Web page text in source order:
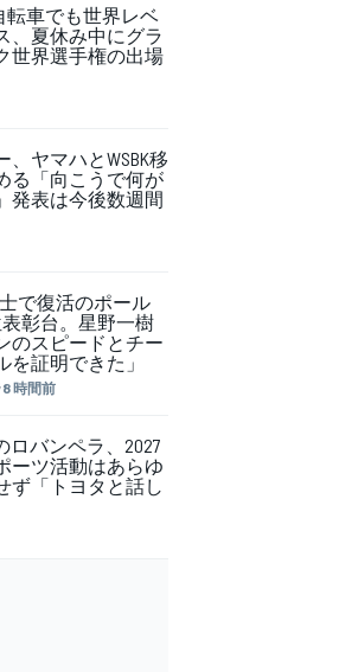
転車でも世界レベ
夏休み中にグラ
世界選手権の出場
ヤマハとWSBK移
る「向こうで何が
発表は今後数週間
8 時間前
士で復活のポール
彰台。星野一樹
のスピードとチー
を証明できた」
ロバンペラ、2027
ーツ活動はあらゆ
ず「トヨタと話し